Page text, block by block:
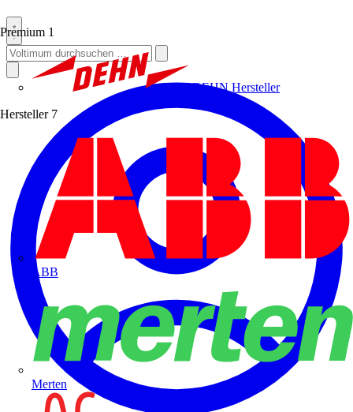
Premium 1
DEHN Hersteller
Hersteller 7
ABB
Merten